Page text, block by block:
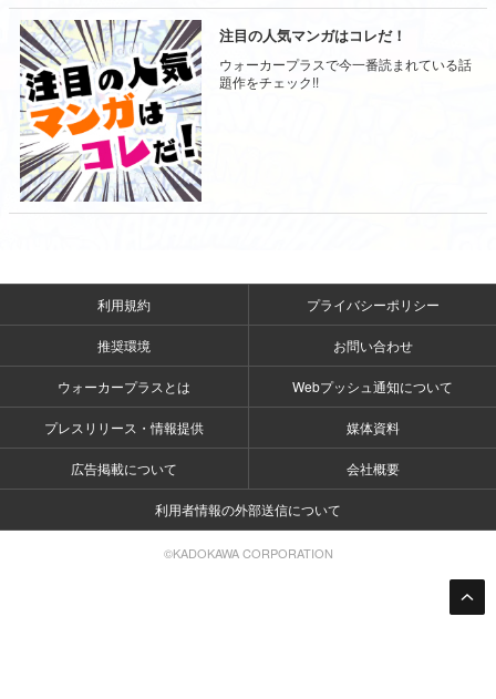
注目の人気マンガはコレだ！
ウォーカープラスで今一番読まれている話
題作をチェック!!
利用規約 プライバシーポリシー
推奨環境 お問い合わせ
ウォーカープラスとは Webプッシュ通知について
プレスリリース・情報提供 媒体資料
広告掲載について 会社概要
利用者情報の外部送信について
©KADOKAWA CORPORATION